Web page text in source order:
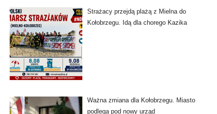
Strażacy przejdą plażą z Mielna do
Kołobrzegu. Idą dla chorego Kazika
Ważna zmiana dla Kołobrzegu. Miasto
podlega pod nowy urząd